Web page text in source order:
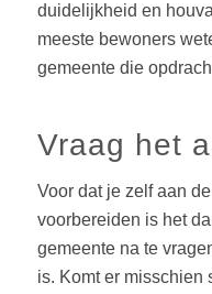
duidelijkheid en
meeste bewoners
gemeente die
Vraag het
Voor dat je zelf aan
voorbereiden is het
gemeente na te
is. Komt er misschien